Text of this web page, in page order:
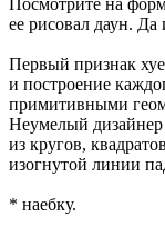
Посмотрите на
ее рисовал даун.
Первый признак
и построение
примитивными
Неумелый дизайнер
из кругов,
изогнутой линии
* наебку.